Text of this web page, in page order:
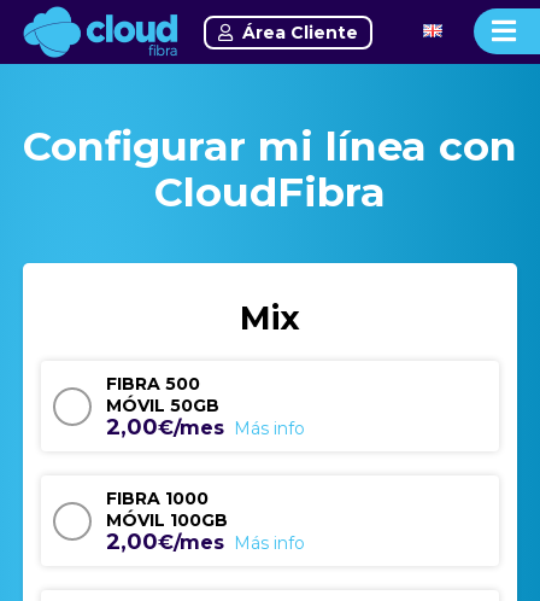
Área Cliente
Configurar mi línea con
CloudFibra
Mix
FIBRA 500
MÓVIL 50GB
2,00€/mes Más info
FIBRA 1000
MÓVIL 100GB
2,00€/mes Más info